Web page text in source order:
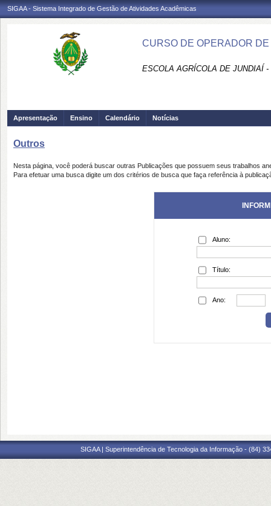
SIGAA - Sistema Integrado de Gestão de Atividades Acadêmicas
CURSO DE OPERADOR
ESCOLA AGRÍCOLA DE JUNDIAÍ -
Apresentação Ensino Calendário Notícias
Outros
Nesta página, você poderá buscar outras Publicações que possuem seus trabalhos
Para efetuar uma busca digite um dos critérios de busca que faça referência à
Aluno:
Título:
Ano:
SIGAA | Superintendência de Tecnologia da Informação - (84)